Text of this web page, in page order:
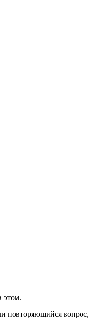
этом.
повторяющийся вопрос,